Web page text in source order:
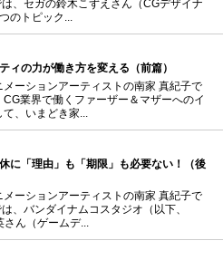
、セガの鈴木こずえさん（CGデザイナ
のトピック...
ィの力が働き方を変える（前篇）
メーションアーティストの南家 真紀子で
業界で働くファーザー＆マザーへのイ
、いまどき家...
に「理由」も「期限」も必要ない！（後
メーションアーティストの南家 真紀子で
、バンダイナムコスタジオ（以下、
さん（ゲームデ...